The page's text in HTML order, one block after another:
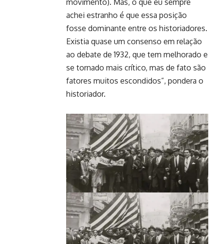
achei estranho é que essa posição
fosse dominante entre os historiadores.
Existia quase um consenso em relação
ao debate de 1932, que tem melhorado e
se tornado mais crítico, mas de fato são
fatores muitos escondidos”, pondera o
historiador.